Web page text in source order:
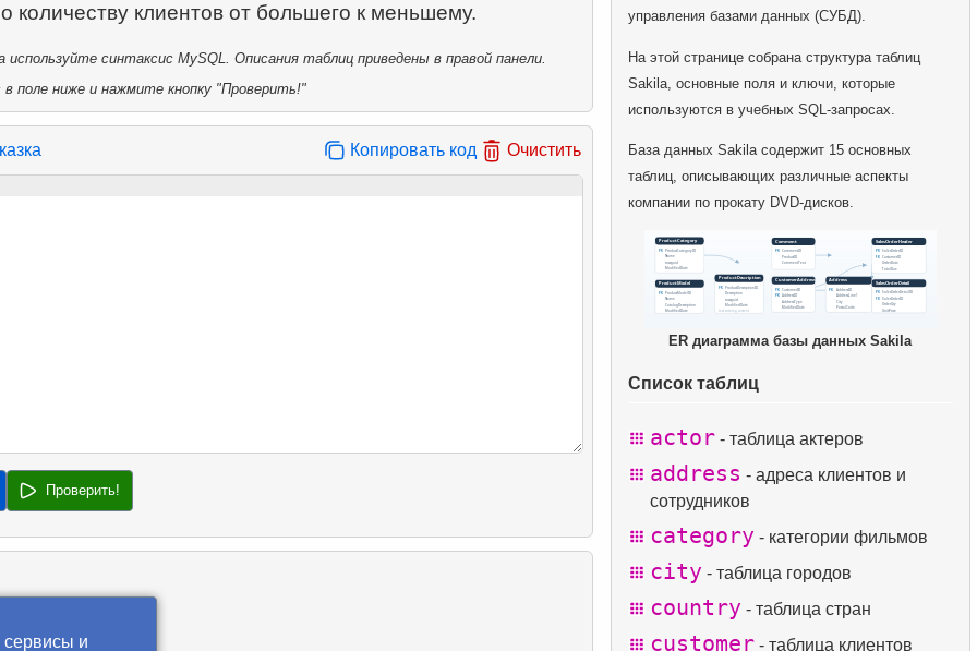
синтаксис MySQL. Описания таблиц приведены в правой панели.
поле ниже и нажмите кнопку "Проверить!"
Копировать код Очистить
Проверить!
управления базами данных (СУБД).
На этой странице собрана структура таблиц
Sakila, основные поля и ключи, которые
используются в учебных SQL-запросах.
База данных Sakila содержит 15 основных
таблиц, описывающих различные аспекты
компании по прокату DVD-дисков.
ER диаграмма базы данных Sakila
Список таблиц
actor - таблица актеров
address - адреса клиентов и
сотрудников
category - категории фильмов
city - таблица городов
country - таблица стран
customer - таблица клиентов
сервисы и